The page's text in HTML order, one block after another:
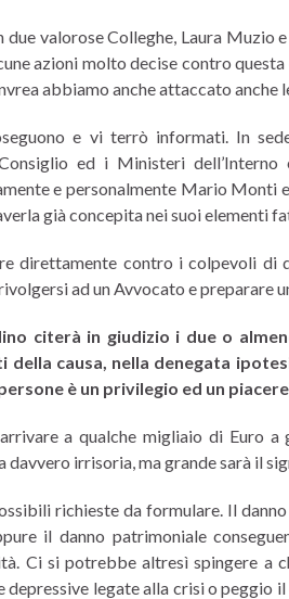
due valorose Colleghe, Laura Muzio
azioni molto decise contro
abbiamo anche attaccato
e vi terrò informati. In
ed i Ministeri dell’Interno
e personalmente Mario Monti
già concepita nei suoi elementi
direttamente contro i colpevoli di
ad un Avvocato e preparare
citerà in giudizio i due o
della causa, nella denegata
è un privilegio ed un
a qualche migliaio di Euro
davvero irrisoria, ma grande sarà il
richieste da formulare. Il
il danno patrimoniale
Ci si potrebbe altresì spingere a
depressive legate alla crisi o peggio